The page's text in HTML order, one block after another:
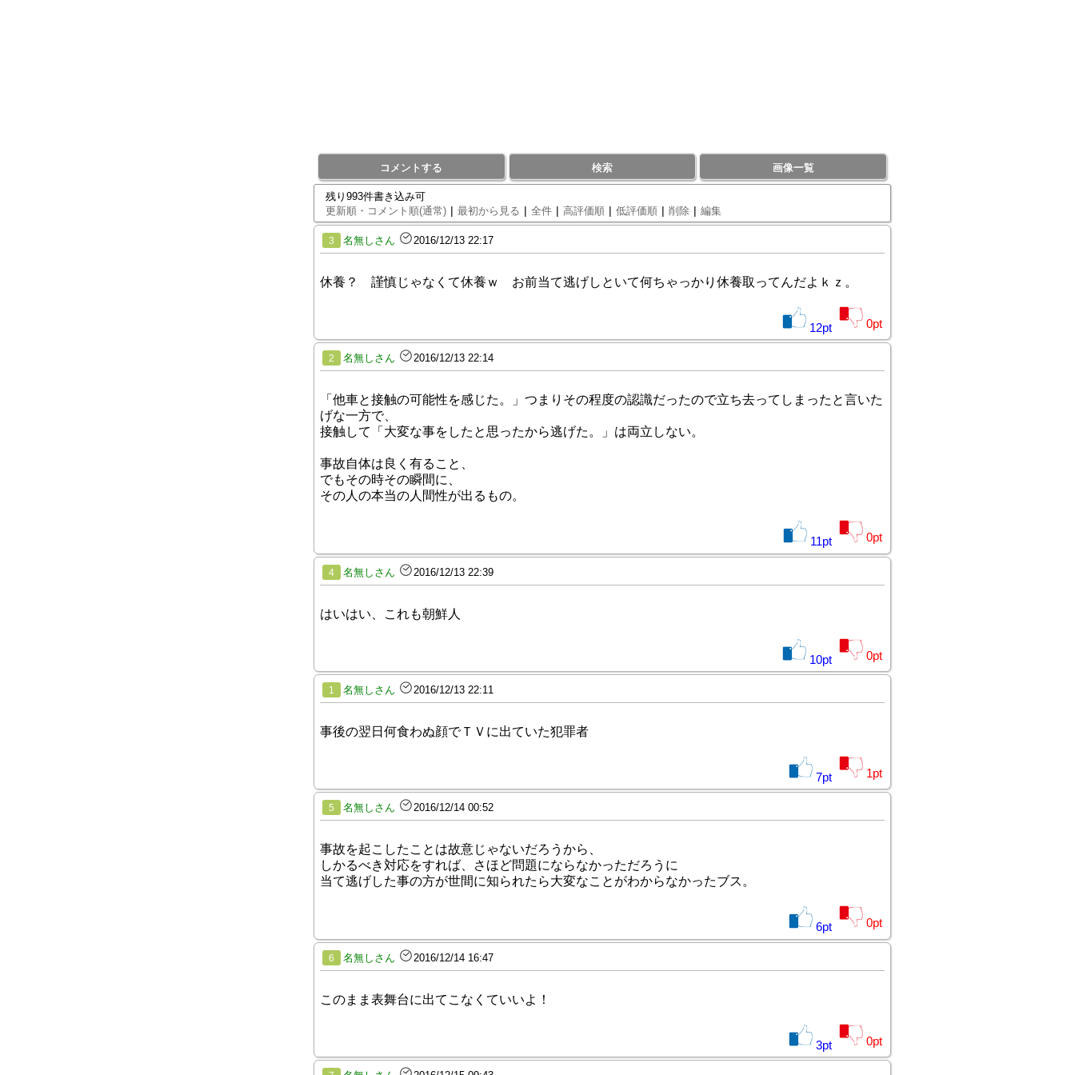
コメントする 検索 画像一覧
残り993件書き込み可
更新順・コメント順(通常) | 最初から見る | 全件 | 高評価順 | 低評価順 | 削除 | 編集
3 名無しさん 2016/12/13 22:17
休養？ 謹慎じゃなくて休養ｗ お前当て逃げしといて何ちゃっかり休養取ってんだよｋｚ。
12pt 0pt
2 名無しさん 2016/12/13 22:14
「他車と接触の可能性を感じた。」つまりその程度の認識だったので立ち去ってしまったと言いた
げな一方で、
接触して「大変な事をしたと思ったから逃げた。」は両立しない。
事故自体は良く有ること、
でもその時その瞬間に、
その人の本当の人間性が出るもの。
11pt 0pt
4 名無しさん 2016/12/13 22:39
はいはい、これも朝鮮人
10pt 0pt
1 名無しさん 2016/12/13 22:11
事後の翌日何食わぬ顔でＴＶに出ていた犯罪者
7pt 1pt
5 名無しさん 2016/12/14 00:52
事故を起こしたことは故意じゃないだろうから、
しかるべき対応をすれば、さほど問題にならなかっただろうに
当て逃げした事の方が世間に知られたら大変なことがわからなかったブス。
6pt 0pt
6 名無しさん 2016/12/14 16:47
このまま表舞台に出てこなくていいよ！
3pt 0pt